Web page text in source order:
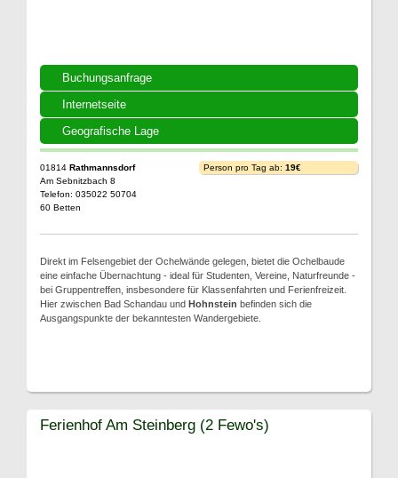
Buchungsanfrage
Internetseite
Geografische Lage
01814 Rathmannsdorf
Am Sebnitzbach 8
Telefon: 035022 50704
60 Betten
Person pro Tag ab: 19€
Direkt im Felsengebiet der Ochelwände gelegen, bietet die Ochelbaude
eine einfache Übernachtung - ideal für Studenten, Vereine, Naturfreunde -
bei Gruppentreffen, insbesondere für Klassenfahrten und Ferienfreizeit.
Hier zwischen Bad Schandau und Hohnstein befinden sich die
Ausgangspunkte der bekanntesten Wandergebiete.
Ferienhof Am Steinberg (2 Fewo's)